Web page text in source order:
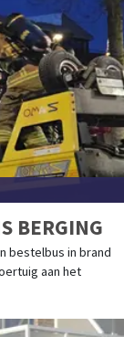
BERGING
bestelbus in brand
aan het